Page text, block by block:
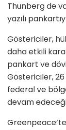
Thunberg de
yazılı
Göstericiler,
daha etkili
pankart ve
Göstericiler, 26
federal ve
devam